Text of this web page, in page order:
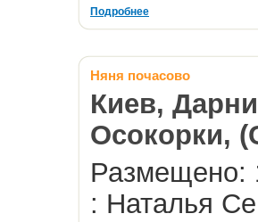
Подробнее
Няня почасово
Киев,
Осокорки,
Размещено:
: Наталья